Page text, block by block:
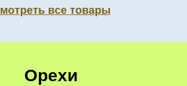
все товары
Орехи